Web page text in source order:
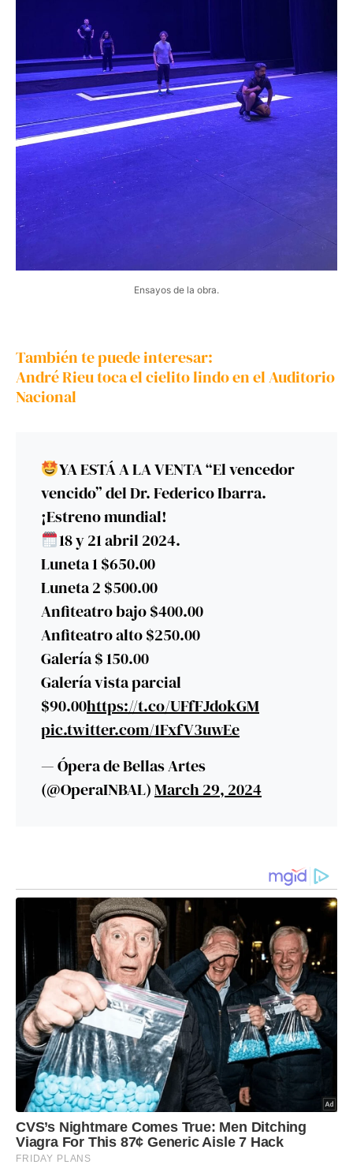
Ensayos de la obra.
También te puede interesar:
André Rieu toca el cielito lindo en el Auditorio
Nacional
YA ESTÁ A LA VENTA “El vencedor
vencido” del Dr. Federico Ibarra.
¡Estreno mundial!
18 y 21 abril 2024.
Luneta 1 $650.00
Luneta 2 $500.00
Anfiteatro bajo $400.00
Anfiteatro alto $250.00
Galería $ 150.00
Galería vista parcial
$90.00https://t.co/UFfFJdokGM
pic.twitter.com/1FxfV3uwEe
— Ópera de Bellas Artes
(@OperaINBAL)March 29, 2024